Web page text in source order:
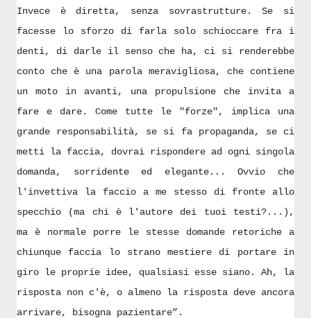
Invece è diretta, senza sovrastrutture. Se si
facesse lo sforzo di farla solo schioccare fra i
denti, di darle il senso che ha, ci si renderebbe
conto che è una parola meravigliosa, che contiene
un moto in avanti, una propulsione che invita a
fare e dare. Come tutte le "forze", implica una
grande responsabilità, se si fa propaganda, se ci
metti la faccia, dovrai rispondere ad ogni singola
domanda, sorridente ed elegante... Ovvio che
l'invettiva la faccio a me stesso di fronte allo
specchio (ma chi è l'autore dei tuoi testi?...),
ma è normale porre le stesse domande retoriche a
chiunque faccia lo strano mestiere di portare in
giro le proprie idee, qualsiasi esse siano. Ah, la
risposta non c'è, o almeno la risposta deve ancora
arrivare, bisogna pazientare”.